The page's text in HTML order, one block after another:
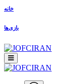
خانه
بازی‌ها